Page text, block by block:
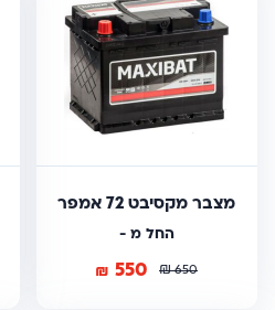
מצבר מקסיבט 72 אמפר
החל מ -
650
₪
550
₪